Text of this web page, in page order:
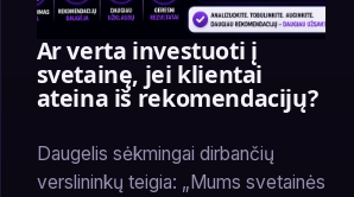
Ar verta investuoti į
svetainę, jei klientai
ateina iš rekomendacijų?
Daugelis sėkmingai dirbančių
verslininkų teigia: „Mums svetainės